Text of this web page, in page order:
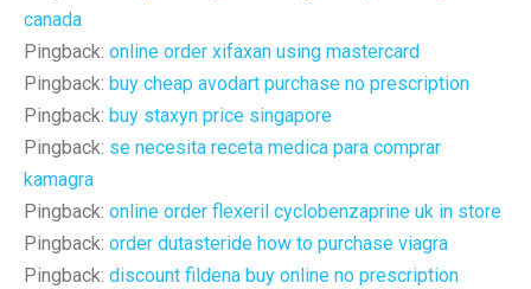
canada
Pingback: online order xifaxan using mastercard
Pingback: buy cheap avodart purchase no prescription
Pingback: buy staxyn price singapore
Pingback: se necesita receta medica para comprar
kamagra
Pingback: online order flexeril cyclobenzaprine uk in store
Pingback: order dutasteride how to purchase viagra
Pingback: discount fildena buy online no prescription